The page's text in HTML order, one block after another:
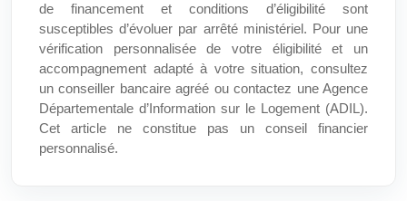
de financement et conditions d’éligibilité sont
susceptibles d’évoluer par arrêté ministériel. Pour une
vérification personnalisée de votre éligibilité et un
accompagnement adapté à votre situation, consultez
un conseiller bancaire agréé ou contactez une Agence
Départementale d’Information sur le Logement (ADIL).
Cet article ne constitue pas un conseil financier
personnalisé.